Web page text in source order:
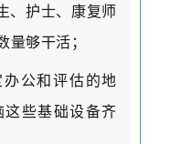
、护士、康复师
量够干活；
公和评估的地
些基础设备齐